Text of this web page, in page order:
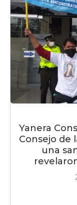
Yanera
Consejo de
una